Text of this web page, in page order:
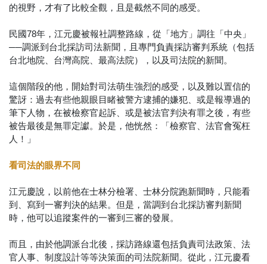
的視野，才有了比較全觀，且是截然不同的感受。
民國78年，江元慶被報社調整路線，從「地方」調往「中央」
──調派到台北採訪司法新聞，且專門負責採訪審判系統（包括
台北地院、台灣高院、最高法院），以及司法院的新聞。
這個階段的他，開始對司法萌生強烈的感受，以及難以置信的
驚訝：過去有些他親眼目睹被警方逮捕的嫌犯、或是報導過的
筆下人物，在被檢察官起訴、或是被法官判決有罪之後，有些
被告最後是無罪定讞。於是，他恍然：「檢察官、法官會冤枉
人！」
看司法的眼界不同
江元慶說，以前他在士林分檢署、士林分院跑新聞時，只能看
到、寫到一審判決的結果。但是，當調到台北採訪審判新聞
時，他可以追蹤案件的一審到三審的發展。
而且，由於他調派台北後，採訪路線還包括負責司法政策、法
官人事、制度設計等等決策面的司法院新聞。從此，江元慶看